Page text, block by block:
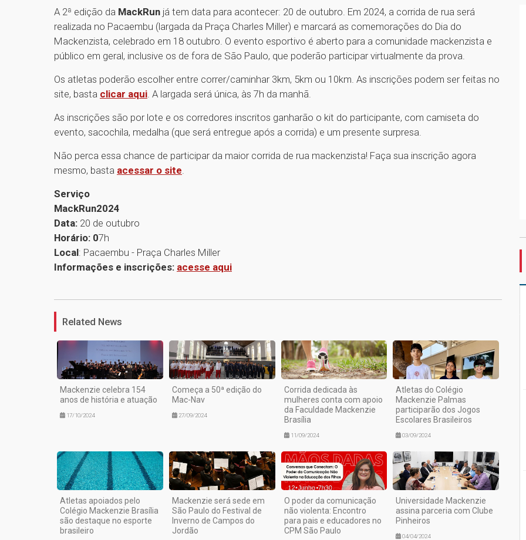
A 2ª edição da MackRun já tem data para acontecer: 20 de outubro. Em 2024, a corrida de rua será
realizada no Pacaembu (largada da Praça Charles Miller) e marcará as comemorações do Dia do
Mackenzista, celebrado em 18 outubro. O evento esportivo é aberto para a comunidade mackenzista e
público em geral, inclusive os de fora de São Paulo, que poderão participar virtualmente da prova.
Os atletas poderão escolher entre correr/caminhar 3km, 5km ou 10km. As inscrições podem ser feitas no
site, basta clicar aqui. A largada será única, às 7h da manhã.
As inscrições são por lote e os corredores inscritos ganharão o kit do participante, com camiseta do
evento, sacochila, medalha (que será entregue após a corrida) e um presente surpresa.
Não perca essa chance de participar da maior corrida de rua mackenzista! Faça sua inscrição agora
mesmo, basta acessar o site.
Serviço
MackRun2024
Data: 20 de outubro
Horário: 07h
Local: Pacaembu - Praça Charles Miller
Informações e inscrições: acesse aqui
Related News
Mackenzie celebra 154
anos de história e atuação
17/10/2024
Começa a 50ª edição do
Mac-Nav
27/09/2024
Corrida dedicada às
mulheres conta com apoio
da Faculdade Mackenzie
Brasília
11/09/2024
Atletas do Colégio
Mackenzie Palmas
participarão dos Jogos
Escolares Brasileiros
03/09/2024
Atletas apoiados pelo
Colégio Mackenzie Brasília
são destaque no esporte
brasileiro
Mackenzie será sede em
São Paulo do Festival de
Inverno de Campos do
Jordão
O poder da comunicação
não violenta: Encontro
para pais e educadores no
CPM São Paulo
Universidade Mackenzie
assina parceria com Clube
Pinheiros
04/04/2024